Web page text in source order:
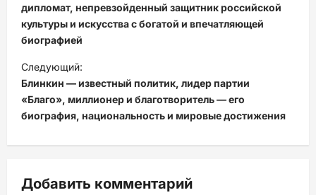
в
и
а
ц
и
я
а
дипломат, непревзойденный защитник российской
культуры и искусства с богатой и впечатляющей
биографией
Следующий:
Блинкин — известный политик, лидер партии
«Благо», миллионер и благотворитель — его
биография, национальность и мировые достижения
Добавить комментарий